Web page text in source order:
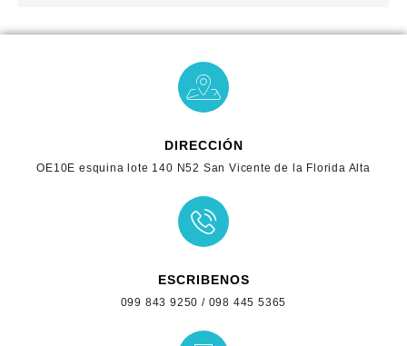
DIRECCIÓN
OE10E esquina lote 140 N52 San Vicente de la Florida Alta
ESCRIBENOS
099 843 9250 / 098 445 5365